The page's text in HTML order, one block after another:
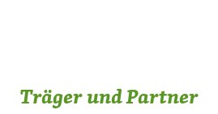
Träger und Partner